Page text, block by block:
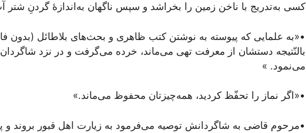
کسی به‌تدریج با ناخن زمین را بخراشد و سپس ناگهان به‌اندازۀ گردنِ
•«به علمایی که پیوسته به نوشتن کتب ظاهری و بحث‌های بلاطائل (بدون
بالنّتیجه دستشان از معرفت تهی می‌ماند، خرده می‌گرفت و در نزد
می‌نمود. »
•«اگر نماز را تحفّظ کردید، همه‌چیزتان محفوظ می‌ماند.»
•مرحوم قاضی به شاگردانش توصیه می‌فرمود به زیارت اهل قبور بروند و